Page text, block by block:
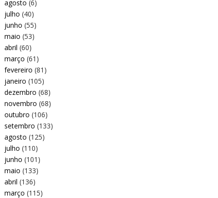
agosto (6)
julho (40)
junho (55)
maio (53)
abril (60)
março (61)
fevereiro (81)
janeiro (105)
dezembro (68)
novembro (68)
outubro (106)
setembro (133)
agosto (125)
julho (110)
junho (101)
maio (133)
abril (136)
março (115)